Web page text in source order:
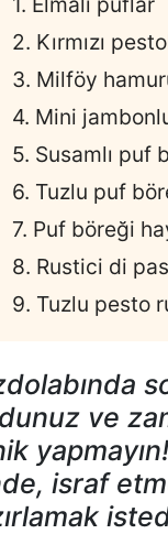
2. Kırmızı
3. Milföy
4. Mini
5. Susamlı puf
6. Tuzlu puf
7. Puf böreği
8. Rustici di
9. Tuzlu pesto
ve
israf